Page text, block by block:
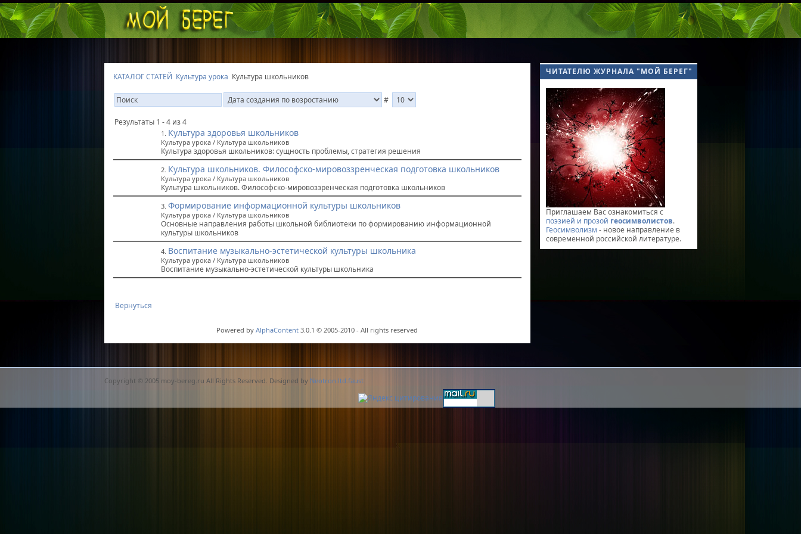
КАТАЛОГ СТАТЕЙ Культура урока Культура школьников
#
Результаты 1 - 4 из 4
1. Культура здоровья школьников
Культура урока / Культура школьников
Культура здоровья школьников: сущность проблемы, стратегия решения
2. Культура школьников. Философско-мировоззренческая подготовка школьников
Культура урока / Культура школьников
Культура школьников. Философско-мировоззренческая подготовка школьников
3. Формирование информационной культуры школьников
Культура урока / Культура школьников
Основные направления работы школьной библиотеки по формированию информационной
культуры школьников
4. Воспитание музыкально-эстетической культуры школьника
Культура урока / Культура школьников
Воспитание музыкально-эстетической культуры школьника
Вернуться
Powered by AlphaContent 3.0.1 © 2005-2010 - All rights reserved
ЧИТАТЕЛЮ ЖУРНАЛА "МОЙ БЕРЕГ"
Приглашаем Вас ознакомиться с
поэзией и прозой геосимволистов.
Геосимволизм - новое направление в
современной российской литературе.
Copyright © 2005 moy-bereg.ru All Rights Reserved. Designed by Neotron ltd.faust